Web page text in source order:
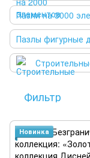
Пазли на 3000
Пазлы фигурные
Фильтр
Новинка